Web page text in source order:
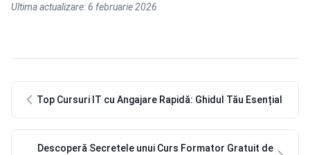
Ultima actualizare: 6 februarie 2026
Top Cursuri IT cu Angajare Rapidă: Ghidul Tău Esențial
Descoperă Secretele unui Curs Formator Gratuit de